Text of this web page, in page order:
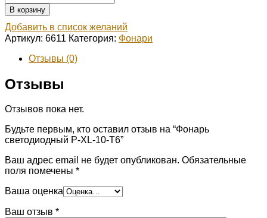
В корзину
Добавить в список желаний
Артикул: 6611 Категория: Фонари
Отзывы (0)
Отзывы
Отзывов пока нет.
Будьте первым, кто оставил отзыв на “Фонарь
светодиодный Р-XL-10-T6”
Ваш адрес email не будет опубликован. Обязательные
поля помечены *
Ваша оценка
Ваш отзыв *